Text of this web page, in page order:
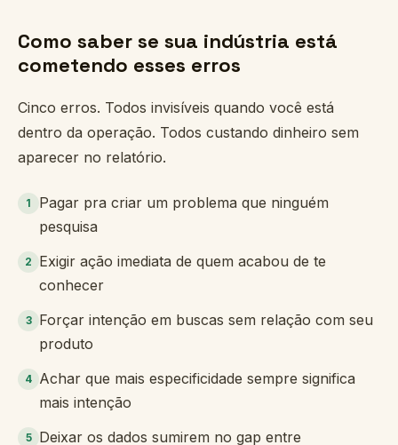
Como saber se sua indústria está
cometendo esses erros
Cinco erros. Todos invisíveis quando você está
dentro da operação. Todos custando dinheiro sem
aparecer no relatório.
1
Pagar pra criar um problema que ninguém
pesquisa
2
Exigir ação imediata de quem acabou de te
conhecer
3
Forçar intenção em buscas sem relação com seu
produto
4 Achar que mais especificidade sempre significa
mais intenção
5
Deixar os dados sumirem no gap entre